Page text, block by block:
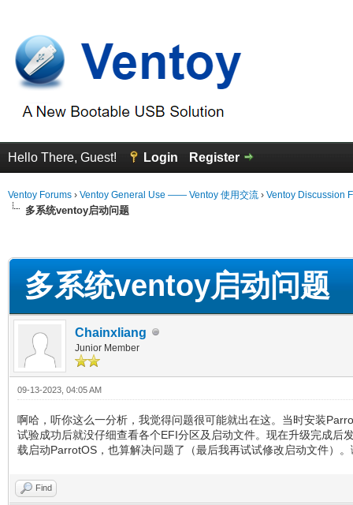
Hello There, Guest! Login Register
Ventoy Forums › Ventoy General Use —— Ventoy 使用交流 › Ventoy Discussion
多系统ventoy启动问题
多系统ventoy启动问题
Chainxliang
Junior Member
09-13-2023, 04:05 AM
啊哈，听你这么一分析，我觉得问题很可能就出在这。当时安装
试验成功后就没仔细查看各个EFI分区及启动文件。现在升级完成
载启动ParrotOS，也算解决问题了（最后我再试试修改启动文件）
Find